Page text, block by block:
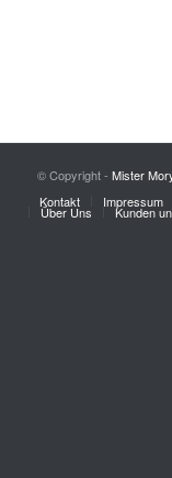
© Copyright - Mister
Kontakt
Impressum
Über Uns Kunden